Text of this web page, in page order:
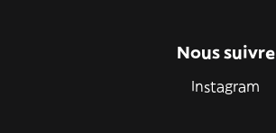
Nous suivre
Instagram